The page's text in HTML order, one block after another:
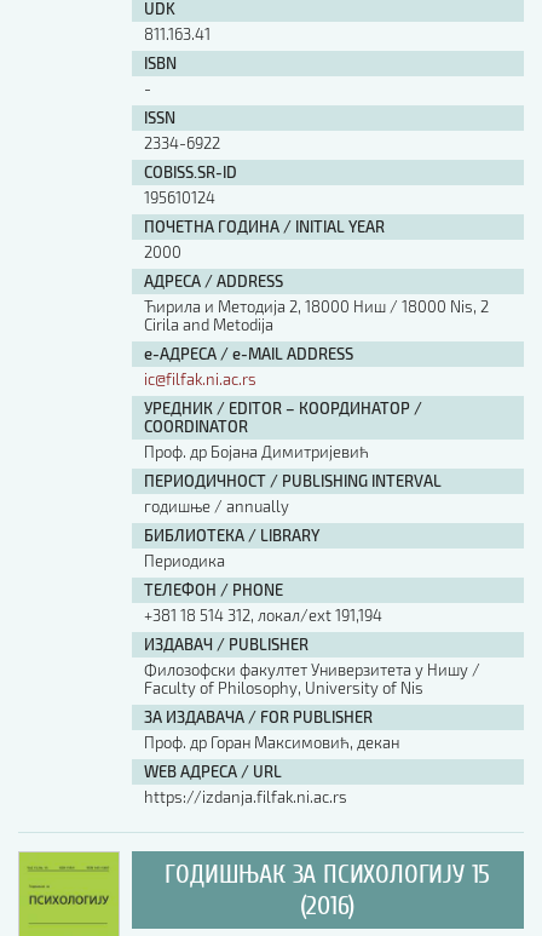
UDK
811.163.41
ISBN
-
ISSN
2334-6922
COBISS.SR-ID
195610124
ПОЧЕТНА ГОДИНА / INITIAL YEAR
2000
АДРЕСА / ADDRESS
Ћирила и Методија 2, 18000 Ниш / 18000 Nis, 2
Cirila and Metodija
е-АДРЕСА / e-MAIL ADDRESS
ic@filfak.ni.ac.rs
УРЕДНИК / EDITOR – КООРДИНАТОР /
COORDINATOR
Проф. др Бојана Димитријевић
ПЕРИОДИЧНОСТ / PUBLISHING INTERVAL
годишње / annually
БИБЛИОТЕКА / LIBRARY
Периодика
ТЕЛЕФОН / PHONE
+381 18 514 312, локал/ext 191,194
ИЗДАВАЧ / PUBLISHER
Филозофски факултет Универзитета у Нишу /
Faculty of Philosophy, University of Nis
ЗА ИЗДАВАЧА / FOR PUBLISHER
Проф. др Горан Максимовић, декан
WEB АДРЕСА / URL
https://izdanja.filfak.ni.ac.rs
ГОДИШЊАК ЗА ПСИХОЛОГИЈУ 15
(2016)